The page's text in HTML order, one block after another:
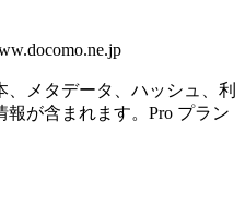
メタデータ、ハッシュ、利
が含まれます。Pro プラン